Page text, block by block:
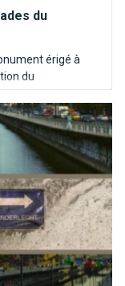
du
érigé à
du
de la Belgique en